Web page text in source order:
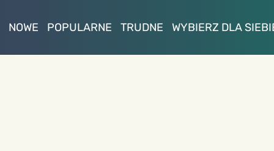
NOWE POPULARNE TRUDNE WYBIERZ DLA